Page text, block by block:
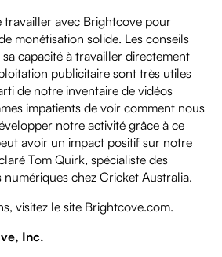
travailler avec Brightcove pour
monétisation solide. Les conseils
capacité à travailler directement
publicitaire sont très utiles
de notre inventaire de vidéos
impatients de voir comment nous
notre activité grâce à ce
avoir un impact positif sur notre
Tom Quirk, spécialiste des
chez Cricket Australia.
visitez le site Brightcove.com.
Inc.